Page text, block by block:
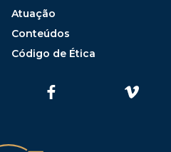
Atuação
Conteúdos
Código de Ética